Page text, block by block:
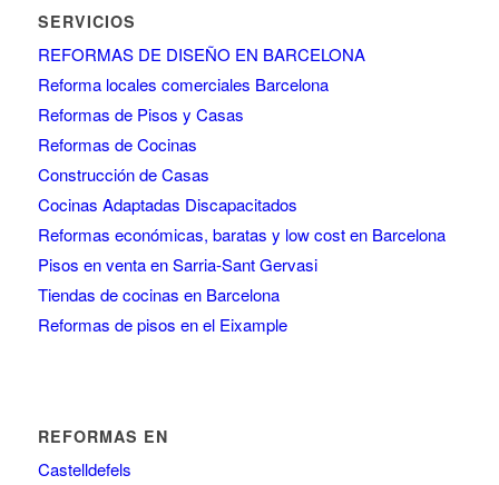
SERVICIOS
REFORMAS DE DISEÑO EN BARCELONA
Reforma locales comerciales Barcelona
Reformas de Pisos y Casas
Reformas de Cocinas
Construcción de Casas
Cocinas Adaptadas Discapacitados
Reformas económicas, baratas y low cost en Barcelona
Pisos en venta en Sarria-Sant Gervasi
Tiendas de cocinas en Barcelona
Reformas de pisos en el Eixample
REFORMAS EN
Castelldefels